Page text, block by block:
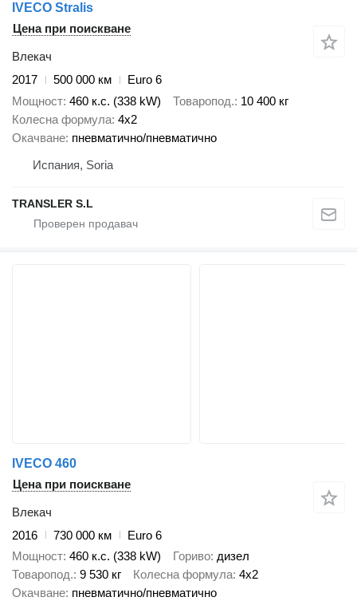
IVECO Stralis
Цена при поискване
Влекач
2017
500 000 км
Euro 6
Мощност 460 к.с. (338 kW) Товаропод. 10 400 кг
Колесна формула 4x2
Окачване пневматично/пневматично
Испания, Soria
TRANSLER S.L
IVECO 460
Цена при поискване
Влекач
2016
730 000 км
Euro 6
Мощност 460 к.с. (338 kW) Гориво дизел
Товаропод. 9 530 кг Колесна формула 4x2
Окачване пневматично/пневматично